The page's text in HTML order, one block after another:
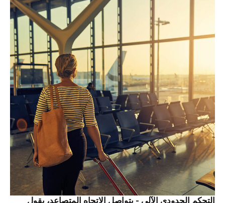
التحكم الحدودي الآلي - يتواصل الاتجاه المتصاعد، يقول